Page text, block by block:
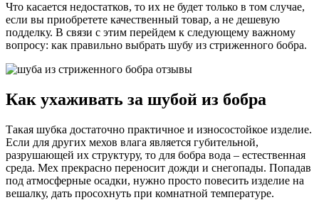
Что касается недостатков, то их не будет только в том случае,
если вы приобретете качественный товар, а не дешевую
подделку. В связи с этим перейдем к следующему важному
вопросу: как правильно выбрать шубу из стриженного бобра.
Как ухаживать за шубой из бобра
Такая шубка достаточно практичное и износостойкое изделие.
Если для других мехов влага является губительной,
разрушающей их структуру, то для бобра вода – естественная
среда. Мех прекрасно переносит дожди и снегопады. Попадав
под атмосферные осадки, нужно просто повесить изделие на
вешалку, дать просохнуть при комнатной температуре.